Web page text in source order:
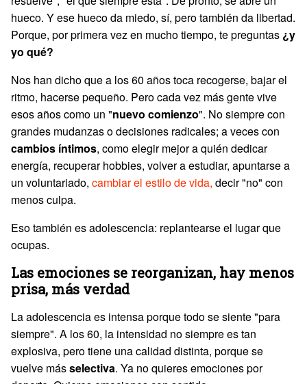
hueco. Y ese hueco da miedo, sí, pero también da libertad.
Porque, por primera vez en mucho tiempo, te preguntas ¿y
yo qué?
Nos han dicho que a los 60 años toca recogerse, bajar el
ritmo, hacerse pequeño. Pero cada vez más gente vive
esos años como un "nuevo comienzo". No siempre con
grandes mudanzas o decisiones radicales; a veces con
cambios íntimos, como elegir mejor a quién dedicar
energía, recuperar hobbies, volver a estudiar, apuntarse a
un voluntariado, cambiar el estilo de vida, decir "no" con
menos culpa.
Eso también es adolescencia: replantearse el lugar que
ocupas.
Las emociones se reorganizan, hay menos
prisa, más verdad
La adolescencia es intensa porque todo se siente "para
siempre". A los 60, la intensidad no siempre es tan
explosiva, pero tiene una calidad distinta, porque se
vuelve másselectiva. Ya no quieres emociones por